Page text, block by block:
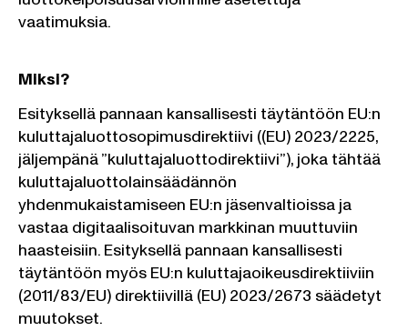
vaatimuksia.
Miksi?
Esityksellä pannaan kansallisesti täytäntöön EU:n
kuluttajaluottosopimusdirektiivi ((EU) 2023/2225,
jäljempänä ”kuluttajaluottodirektiivi”), joka tähtää
kuluttajaluottolainsäädännön
yhdenmukaistamiseen EU:n jäsenvaltioissa ja
vastaa digitaalisoituvan markkinan muuttuviin
haasteisiin. Esityksellä pannaan kansallisesti
täytäntöön myös EU:n kuluttajaoikeusdirektiiviin
(2011/83/EU) direktiivillä (EU) 2023/2673 säädetyt
muutokset.